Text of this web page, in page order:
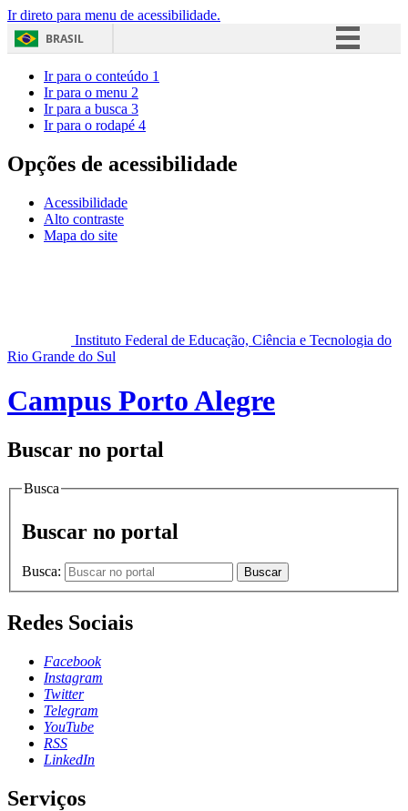
Ir direto para menu de acessibilidade.
BRASIL
Acesso à informação
Ir para o conteúdo 1
Ir para o menu 2
Ir para a busca 3
Ir para o rodapé 4
Opções de acessibilidade
Acessibilidade
Alto contraste
Mapa do site
Instituto Federal de Educação, Ciência e Tecnologia do
Rio Grande do Sul
Campus Porto Alegre
Buscar no portal
Busca
Buscar no portal
Busca: Buscar
Redes Sociais
Facebook
Instagram
Twitter
Telegram
YouTube
RSS
LinkedIn
Serviços